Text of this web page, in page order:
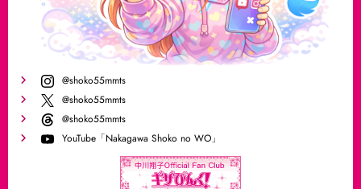
@shoko55mmts
@shoko55mmts
@shoko55mmts
YouTube「Nakagawa Shoko no WO」